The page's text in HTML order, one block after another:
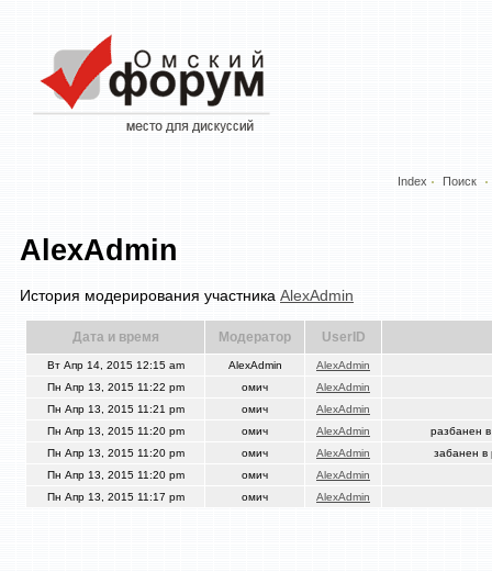
Index Поиск
AlexAdmin
История модерирования участника AlexAdmin
Дата и время Модератор UserID
Вт Апр 14, 2015 12:15 am AlexAdmin
AlexAdmin
Пн Апр 13, 2015 11:22 pm
омич
AlexAdmin
Пн Апр 13, 2015 11:21 pm
омич
AlexAdmin
Пн Апр 13, 2015 11:20 pm
омич AlexAdmin
разбанен
Пн Апр 13, 2015 11:20 pm
омич AlexAdmin
забанен в
Пн Апр 13, 2015 11:20 pm
омич
AlexAdmin
Пн Апр 13, 2015 11:17 pm
омич AlexAdmin